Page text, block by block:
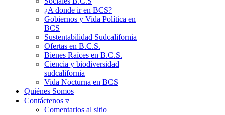
¿A donde ir en BCS?
Gobiernos y Vida Política en
BCS
Sustentabilidad Sudcalifornia
Ofertas en B.C.S.
Bienes Raíces en B.C.S.
Ciencia y biodiversidad
sudcalifornia
Vida Nocturna en BCS
Quiénes Somos
Contáctenos ▿
Comentarios al sitio